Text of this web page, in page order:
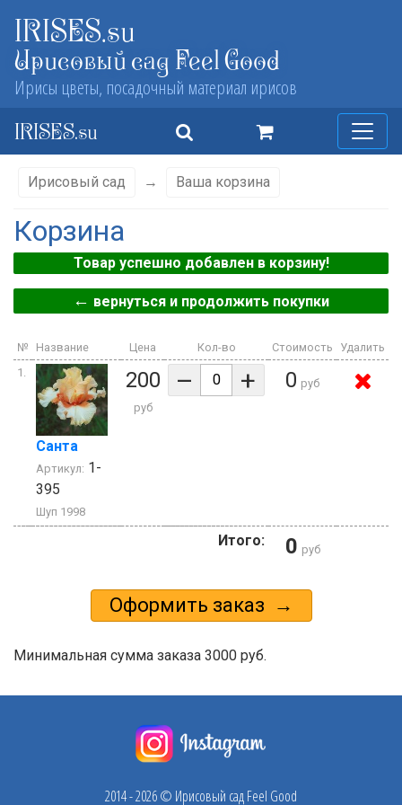
IRISES.su
Ирисовый сад Feel Good
Ирисы цветы, посадочный материал ирисов
IRISES.su
Ирисовый сад → Ваша корзина
Корзина
Товар успешно добавлен в корзину!
← вернуться и продолжить покупки
№ Название Цена Кол-во Стоимость
Удалить
1.
Санта
Артикул: 1-
395
Шуп 1998
200
руб
– + 0 руб
Итого: 0 руб
Минимальная сумма заказа 3000 руб.
2014 - 2026 © Ирисовый сад Feel Good